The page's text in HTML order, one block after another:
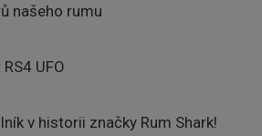
našeho rumu
UFO
v historii značky Rum Shark!